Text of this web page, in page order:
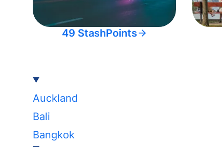
49 StashPoints
Auckland
Bali
Bangkok